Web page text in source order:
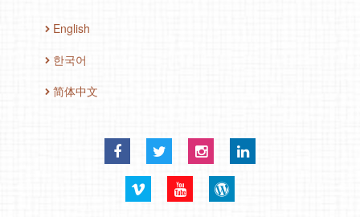
English
한국어
简体中文
FacebookTwitterInstagramLinkedIn
VimeoYouTubeBlog